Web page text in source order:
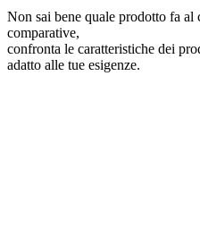
Non sai bene quale prodotto fa al
comparative,
confronta le caratteristiche dei
adatto alle tue esigenze.